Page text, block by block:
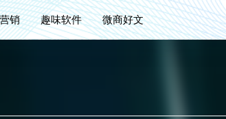
销 趣味软件 微商好文